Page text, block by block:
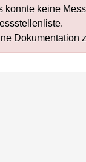
konnte keine
.
Dokumentation